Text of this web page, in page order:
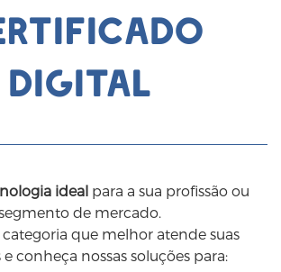
digital
ideal para a sua profissão ou
de mercado.
categoria que melhor atende suas
conheça nossas soluções para: